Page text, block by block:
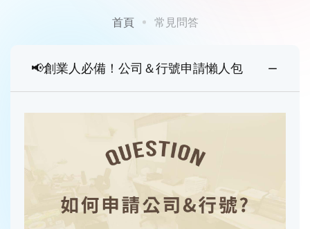
首頁 常見問答
📢創業人必備！公司＆行號申請懶人包